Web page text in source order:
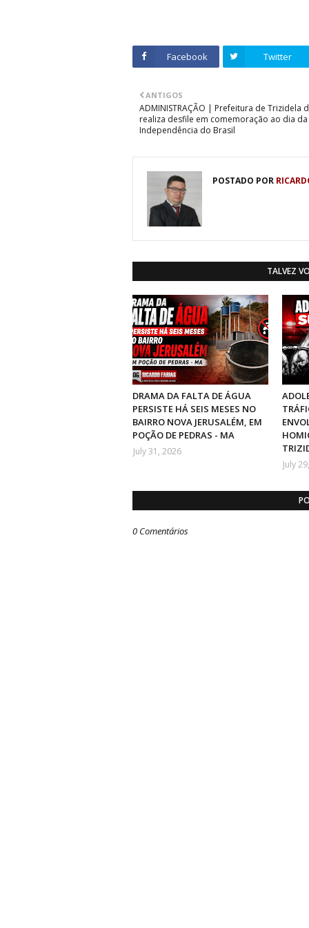
Facebook Twitter
ANTIGOS
ADMINISTRAÇÃO | Prefeitura de Trizidela
realiza desfile em comemoração ao dia da
Independência do Brasil
POSTADO POR
TALVEZ
DRAMA DA FALTA DE ÁGUA
PERSISTE HÁ SEIS MESES NO
BAIRRO NOVA JERUSALÉM, EM
POÇÃO DE PEDRAS - MA
July 31, 2026
July
0 Comentários